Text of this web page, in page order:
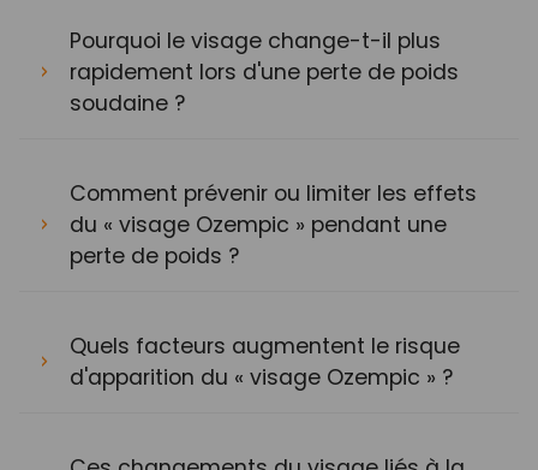
Pourquoi le visage change-t-il plus
rapidement lors d'une perte de poids
soudaine ?
Comment prévenir ou limiter les effets
du « visage Ozempic » pendant une
perte de poids ?
Quels facteurs augmentent le risque
d'apparition du « visage Ozempic » ?